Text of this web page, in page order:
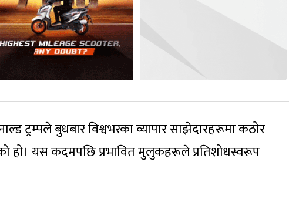
ट्रम्पले बुधबार विश्वभरका व्यापार साझेदारहरूमा कठोर
हो। यस कदमपछि प्रभावित मुलुकहरूले प्रतिशोधस्वरूप